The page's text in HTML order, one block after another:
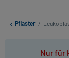
Pflaster /
Nur für